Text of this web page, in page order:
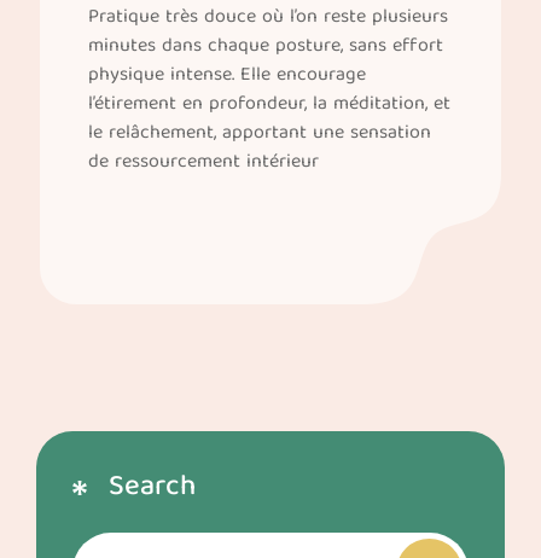
Pratique très douce où l’on reste plusieurs
minutes dans chaque posture, sans effort
physique intense. Elle encourage
l’étirement en profondeur, la méditation, et
le relâchement, apportant une sensation
de ressourcement intérieur
Search